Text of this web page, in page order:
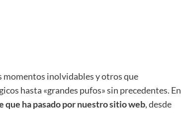
momentos inolvidables y otros que
hasta «grandes pufos» sin precedentes. En
que ha pasado por nuestro sitio web, desde